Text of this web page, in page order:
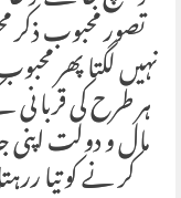
تصور محبوب
نہیں لگتا پھر
ہر طرح کی قربا
مال و دولت
کر نے کو تیا